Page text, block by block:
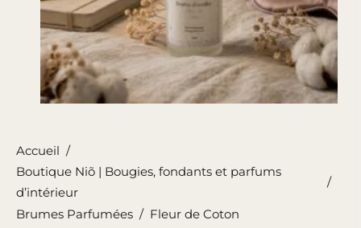
Accueil /
Boutique Niõ | Bougies, fondants et parfums
d’intérieur
/
Brumes Parfumées / Fleur de Coton